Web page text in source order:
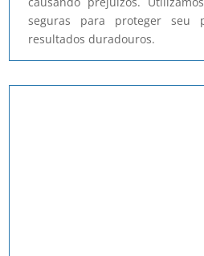
seguras para proteger seu
resultados duradouros.